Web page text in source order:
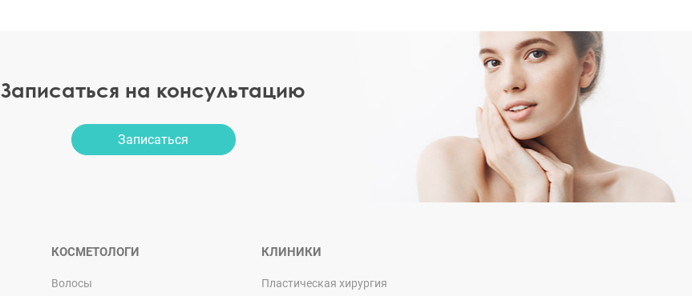
Записаться на консультацию
Записаться
КОСМЕТОЛОГИ
Волосы
КЛИНИКИ
Пластическая хирургия